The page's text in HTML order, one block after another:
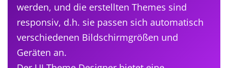
werden, und die erstellten Themes sind
responsiv, d.h. sie passen sich automatisch
verschiedenen Bildschirmgrößen und
Geräten an.